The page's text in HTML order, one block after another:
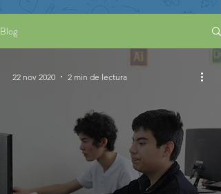
Blog
22 nov 2020 2 min de lectura